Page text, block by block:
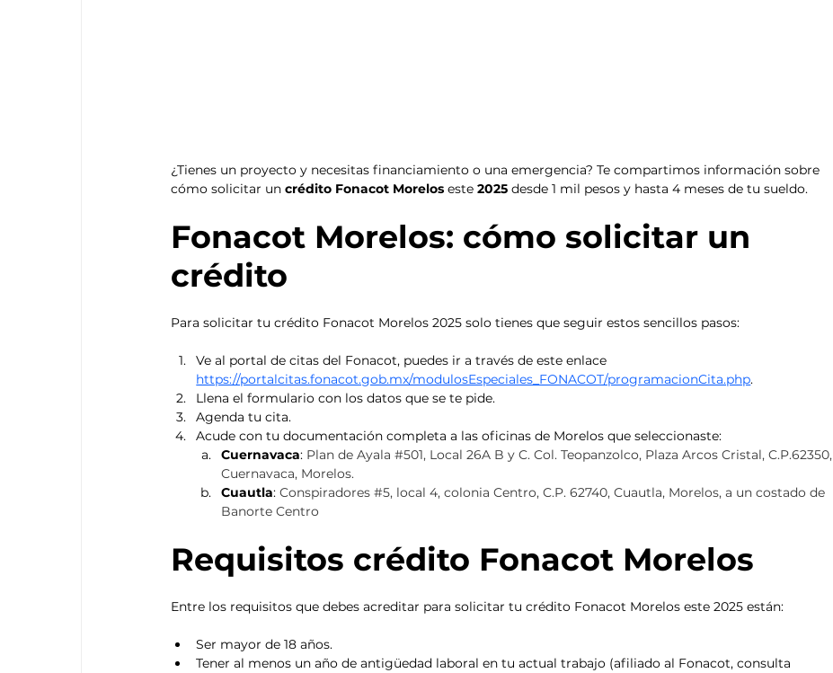
¿Tienes un proyecto y necesitas financiamiento o una emergencia? Te compartimos información sobre
cómo solicitar un crédito Fonacot Morelos este 2025 desde 1 mil pesos y hasta 4 meses de tu sueldo.
Fonacot Morelos: cómo solicitar un
crédito
Para solicitar tu crédito Fonacot Morelos 2025 solo tienes que seguir estos sencillos pasos:
Ve al portal de citas del Fonacot, puedes ir a través de este enlace
https://portalcitas.fonacot.gob.mx/modulosEspeciales_FONACOT/programacionCita.php.
Llena el formulario con los datos que se te pide.
Agenda tu cita.
Acude con tu documentación completa a las oficinas de Morelos que seleccionaste:
Cuernavaca: Plan de Ayala #501, Local 26A B y C. Col. Teopanzolco, Plaza Arcos Cristal, C.P.62350,
Cuernavaca, Morelos.
Cuautla: Conspiradores #5, local 4, colonia Centro, C.P. 62740, Cuautla, Morelos, a un costado de
Banorte Centro
Requisitos crédito Fonacot Morelos
Entre los requisitos que debes acreditar para solicitar tu crédito Fonacot Morelos este 2025 están:
Ser mayor de 18 años.
Tener al menos un año de antigüedad laboral en tu actual trabajo (afiliado al Fonacot, consulta